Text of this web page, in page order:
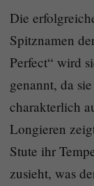
Die
Spitznamen
Perfect“ wird
genannt, da
charakterlich
Longieren
Stute ihr
zusieht, was